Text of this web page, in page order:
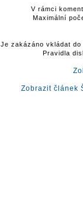
V rámci
Maximální
Je zakázáno vkládat
Pravidla
Zobrazit článek